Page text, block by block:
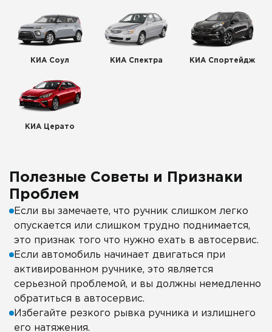
КИА Соул КИА Спектра КИА Спортейдж
КИА Церато
Полезные Советы и Признаки
Проблем
Если вы замечаете, что ручник слишком легко
опускается или слишком трудно поднимается,
это признак того что нужно ехать в автосервис.
Если автомобиль начинает двигаться при
активированном ручнике, это является
серьезной проблемой, и вы должны немедленно
обратиться в автосервис.
Избегайте резкого рывка ручника и излишнего
его натяжения.